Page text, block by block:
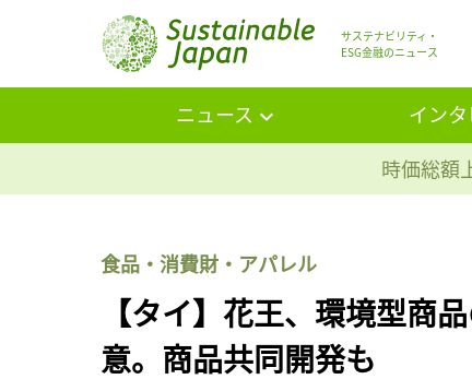
サステナビリティ・
ESG金融のニュース
ニュース イン
時価総額
食品・消費財・アパレル
【タイ】花王、環境型商
意。商品共同開発も